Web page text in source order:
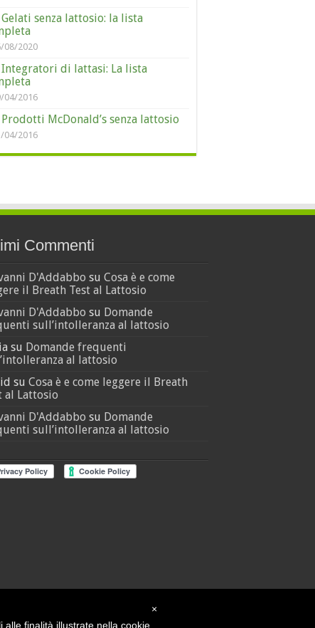
Gelati senza lattosio: la lista
08/2020
Integratori di lattasi: La lista
04/2016
Prodotti McDonald’s senza lattosio
04/2016
Commenti
D'Addabbo su Cosa è e come
il Breath Test al Lattosio
D'Addabbo su Domande
sull’intolleranza al lattosio
su Domande frequenti
al lattosio
su Cosa è e come leggere il Breath
al Lattosio
D'Addabbo su Domande
sull’intolleranza al lattosio
×
alle finalità illustrate nella cookie